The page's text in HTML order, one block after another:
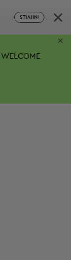
STIAHNI ×
WELCOME
×